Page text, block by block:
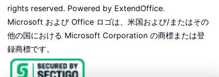
rights reserved. Powered by ExtendOffice.
Microsoft および Office ロゴは、米国および/またはその
他の国における Microsoft Corporation の商標または登
録商標です。